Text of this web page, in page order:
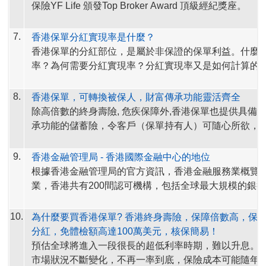
址。 現在，查閱香港各大保險公司的保單分紅實現率，
鬆！
快快將這個網址存起來！
香港保險公司分紅實現率的網站列表
https://www.ia.org.hk/tc/fulfillment_ratio/list_of_
保險YF Life 頒發Top Broker Award 頂級經紀獎座。
7.
香港保單分紅實現率是什麼？
香港保單的分紅部位，是屬於非保證的保單利益。什麼
率？為何需要分紅實現率？分紅實現率又是如何計算的
睿豐為您自 <保險業監管局>官網 https://www.ia.org.hk/tc/
fulfillment_ratio/index.html摘錄 以下內容，歡迎參考。
的保單持有人派發保證和非保證利益。保險公司銷售分
會向潛在保單持有人提供一份利益說明文件，列出預期
發的利益。
為協助保單持有人了解 保險公司過往派發非保證利益的
保長期保險業務（類別 C 業務除外）指引 (GL16) 」要
就分紅保單的非保證利益，發布分紅實現率，以顯示保
及於最近五年內曾發出新保單的分紅產品。
相關保單實際派發的累積非保證利益的總數額，除以其
益說明文件所述的總數額。接近 100% 的比率表示保險
到銷售時預期的非保證利益。如果比率高於 100%，則
發的金額高於銷售時利益說明所述的數額，反之亦然。
現在，您了解 香港保單分紅實現率了嗎？ 如想了解更多
資訊，歡迎瀏覽睿豐wis88.com網站。
8.
香港保單，可轉換被保人，財富傳承功能靈活齊全
除高倍數的終身壽險, 危疾保障外,香港保單也提供具備
承功能的儲蓄險，令客戶（保單持有人）可隨心所欲，
9.
香港金融管理局 - 香港國際金融中心的地位
根據香港金融管理局的官方資訊，香港金融服務業概覽
業，香港共有200間認可機構，包括全球最大規模的銀
券市場，資產管埋市場，人民幣業務.......數數看，香港
第一？
10.
為什麼要買香港保單? 香港終身壽險，保障倍數高，保
分紅，免體檢額高達100萬美元，核保簡易！
預估全球將進入一段很長的超低利率時期，難以升息。
市場狀況不斷變化，不再一率到底，保險成本可能隨年